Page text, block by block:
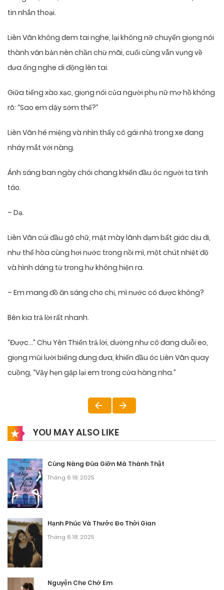
tin nhắn thoại.
Liên Vãn không đem tai nghe, lại không nỡ chuyển giọng nói
thành văn bản nên chần chừ mãi, cuối cùng vẫn vụng về
đưa ống nghe di động lên tai.
Giữa tiếng xào xạc, giọng nói của người phụ nữ mơ hồ không
rõ: “Sao em dậy sớm thế?”
Liên Vãn hé miệng và nhìn thấy cô gái nhỏ trong xe đang
nháy mắt với nàng.
Ánh sáng ban ngày chói chang khiến đầu óc người ta tỉnh
táo.
– Dạ.
Liên Vãn cúi đầu gõ chữ, mặt mày lãnh đạm bất giác dịu đi,
như thể hòa cùng hơi nước trong nồi mì, một chút nhiệt độ
và hình dáng từ trong hư không hiện ra.
– Em mang đồ ăn sáng cho chị, mì nước có được không?
Bên kia trả lời rất nhanh.
“Được…” Chu Yên Thiển trả lời, dường như cô đang duỗi eo,
giọng mũi lười biếng đung đưa, khiến đầu óc Liên Vãn quay
cuồng, “Vậy hẹn gặp lại em trong cửa hàng nha.”
YOU MAY ALSO LIKE
Cùng Nàng Đùa Giỡn Mà Thành Thật
Tháng 6 18, 2025
Hạnh Phúc Và Thước Đo Thời Gian
Tháng 6 18, 2025
Nguyện Che Chở Em